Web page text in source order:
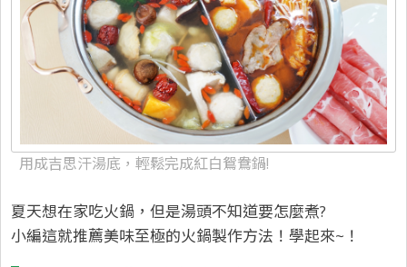
用成吉思汗湯底，輕鬆完成紅白鴛鴦鍋!
夏天想在家吃火鍋，但是湯頭不知道要怎麼煮?
小編這就推薦美味至極的火鍋製作方法！學起來~！